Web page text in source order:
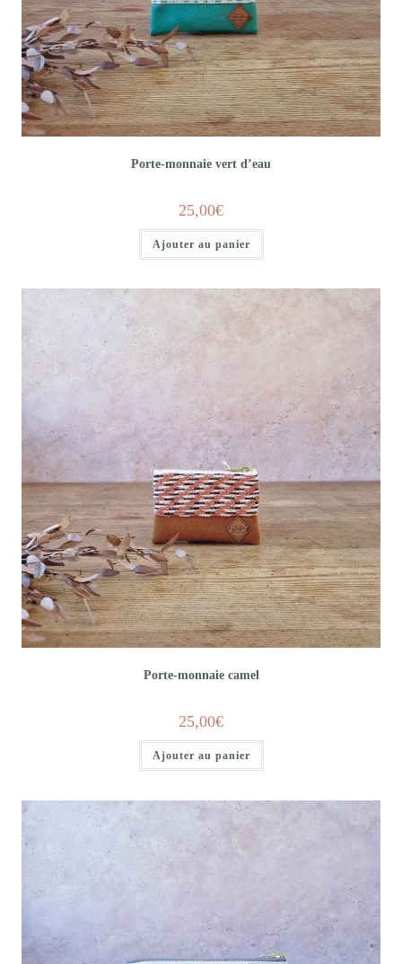
Porte-monnaie vert d’eau
25,00€
Ajouter au panier
Porte-monnaie camel
25,00€
Ajouter au panier